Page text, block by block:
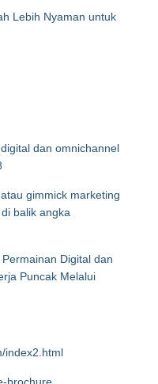
Lebih Nyaman untuk
dan omnichannel
gimmick marketing
balik angka
Digital dan
Puncak Melalui
index2.html